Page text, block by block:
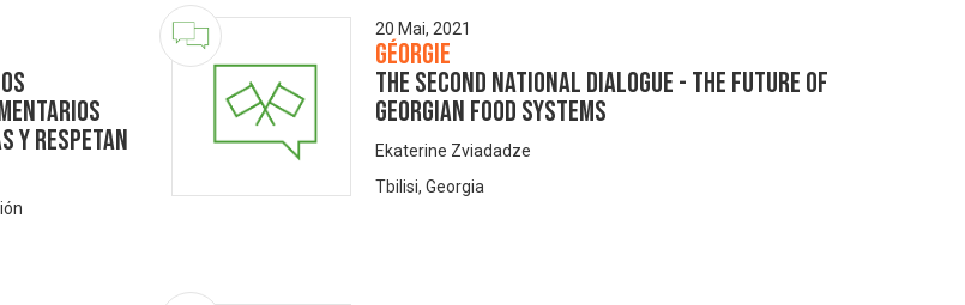
Y RESPETAN
20 Mai, 2021
Géorgie
The Second National Dialogue - The Future of
Georgian Food Systems
Ekaterine Zviadadze
Tbilisi, Georgia